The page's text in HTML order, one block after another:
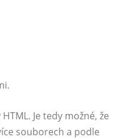
Je tedy možné, že
souborech a podle